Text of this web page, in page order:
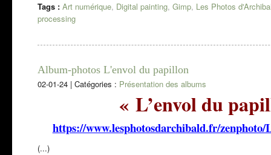
Tags : Art numérique, Digital painting, Gimp, Les Photos
processing
Album-photos L'envol du papillon
02-01-24 | Catégories : Présentation des albums
« L’envol du
https://www.lesphotosdarchibald.fr/
(...)